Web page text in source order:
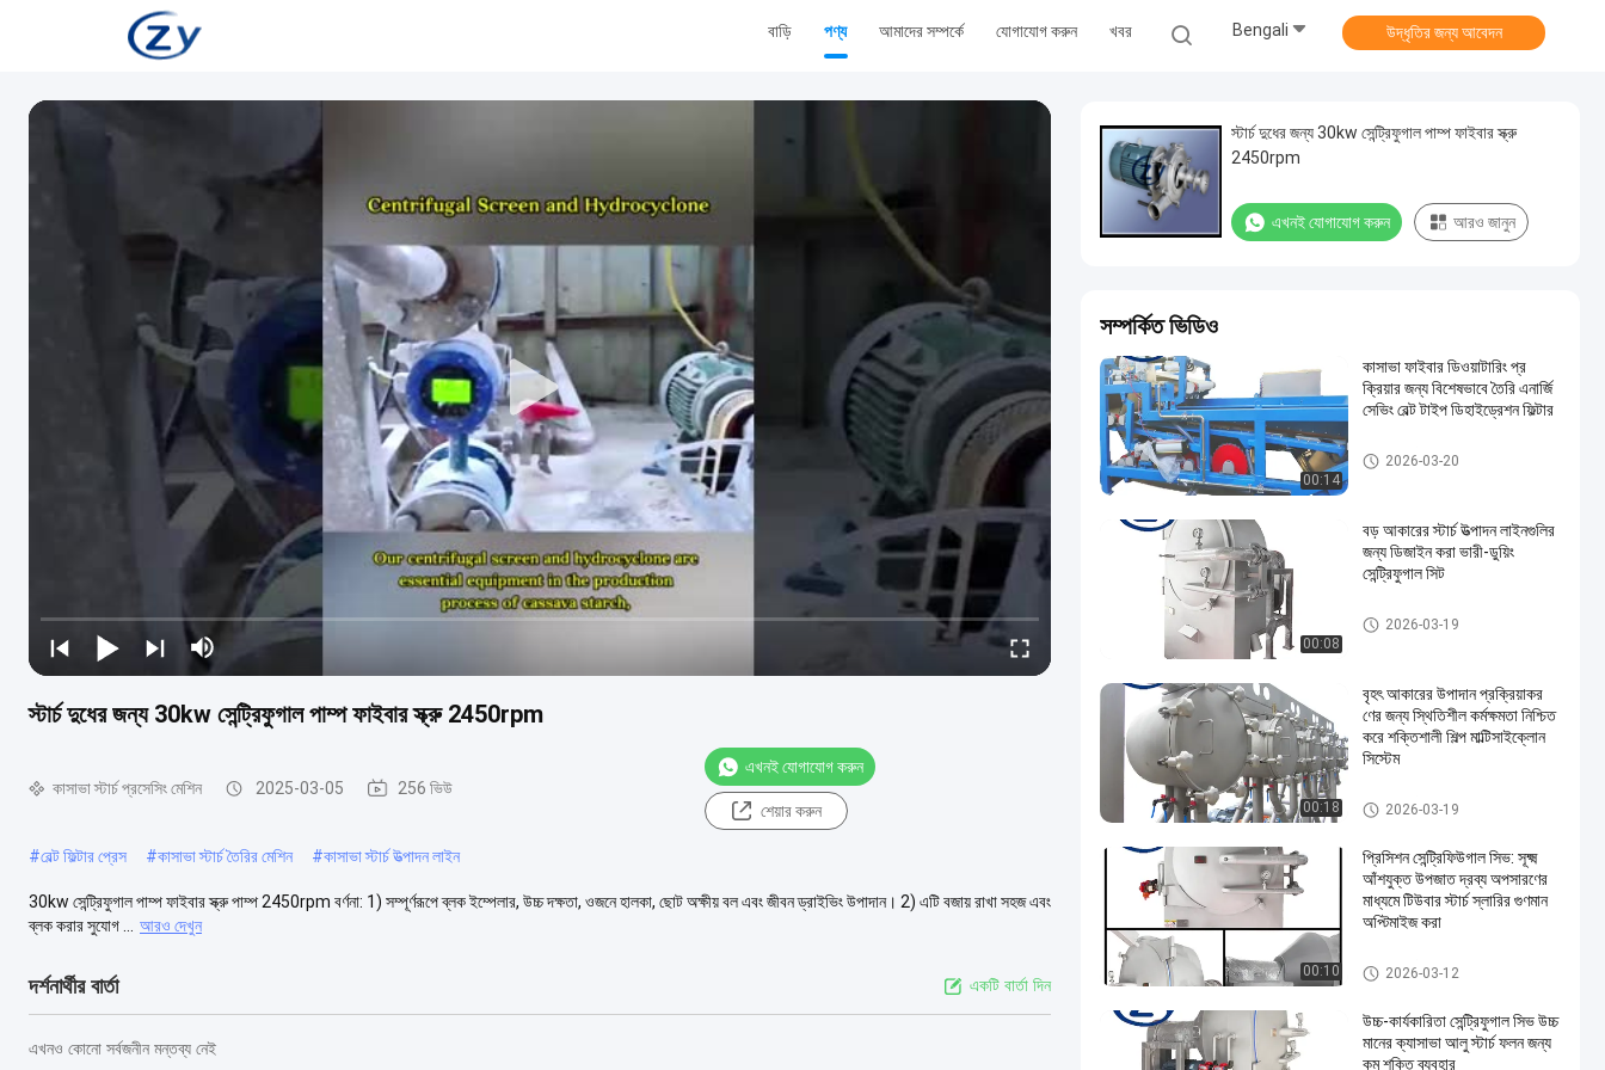
বাড়ি পণ্য আমাদের সম্পর্কে যোগাযোগ করুন খবর Bengali উদ্ধৃতির জন্য আবেদন
স্টার্চ দুধের জন্য 30kw সেন্ট্রিফুগাল পাম্প ফাইবার স্ক্রু 2450rpm
কাসাভা স্টার্চ প্রসেসিং মেশিন 2025-03-05 256 ভিউ
এখনই যোগাযোগ করুন
শেয়ার করুন
#বেল্ট ফিল্টার প্রেস #কাসাভা স্টার্চ তৈরির মেশিন #কাসাভা স্টার্চ উত্পাদন লাইন
30kw সেন্ট্রিফুগাল পাম্প ফাইবার স্ক্রু পাম্প 2450rpm বর্ণনা: 1) সম্পূর্ণরূপে ব্লক ইম্পেলার, উচ্চ দক্ষতা, ওজনে হালকা, ছোট অক্ষীয় বল এবং জীবন ড্রাইভিং উপাদান। 2) এটি বজায় রাখা সহজ এবং
ব্লক করার সুযোগ ...
আরও দেখুন
দর্শনার্থীর বার্তা একটি বার্তা দিন
এখনও কোনো সর্বজনীন মন্তব্য নেই
স্টার্চ দুধের জন্য 30kw সেন্ট্রিফুগাল পাম্প ফাইবার স্ক্রু
2450rpm
এখনই যোগাযোগ করুন আরও জানুন
সম্পর্কিত ভিডিও
00:14
কাসাভা ফাইবার ডিওয়াটারিং প্র
ক্রিয়ার জন্য বিশেষভাবে তৈরি এনার্জি
সেভিং বেল্ট টাইপ ডিহাইড্রেশন ফিল্টার
কাসাভা স্টার্চ প্রসেসিং মেশিন
2026-03-20
00:08
বড় আকারের স্টার্চ উত্পাদন লাইনগুলির
জন্য ডিজাইন করা ভারী-ডুয়িং
সেন্ট্রিফুগাল সিট
কাসাভা স্টার্চ প্রসেসিং মেশিন
2026-03-19
00:18
বৃহৎ আকারের উপাদান প্রক্রিয়াকর
ণের জন্য স্থিতিশীল কর্মক্ষমতা নিশ্চিত
করে শক্তিশালী শিল্প মাল্টিসাইক্লোন
সিস্টেম
কাসাভা স্টার্চ প্রসেসিং মেশিন
2026-03-19
00:10
প্রিসিশন সেন্ট্রিফিউগাল সিভ: সূক্ষ্ম
আঁশযুক্ত উপজাত দ্রব্য অপসারণের
মাধ্যমে টিউবার স্টার্চ স্লারির গুণমান
অপ্টিমাইজ করা
কাসাভা স্টার্চ প্রসেসিং মেশিন
2026-03-12
উচ্চ-কার্যকারিতা সেন্ট্রিফুগাল সিভ উচ্চ
মানের ক্যাসাভা আলু স্টার্চ ফলন জন্য
কম শক্তি ব্যবহার